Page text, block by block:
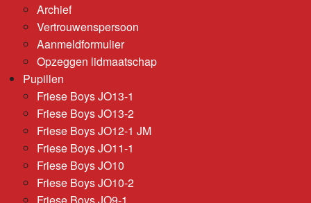
Archief
Vertrouwenspersoon
Aanmeldformulier
Opzeggen lidmaatschap
Pupillen
Friese Boys JO13-1
Friese Boys JO13-2
Friese Boys JO12-1 JM
Friese Boys JO11-1
Friese Boys JO10
Friese Boys JO10-2
Friese Boys JO9-1